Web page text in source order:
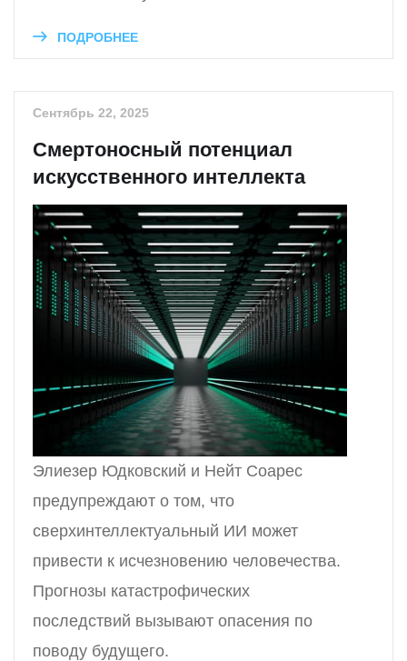
ПОДРОБНЕЕ
Сентябрь 22, 2025
Смертоносный потенциал
искусственного интеллекта
Элиезер Юдковский и Нейт Соарес
предупреждают о том, что
сверхинтеллектуальный ИИ может
привести к исчезновению человечества.
Прогнозы катастрофических
последствий вызывают опасения по
поводу будущего.